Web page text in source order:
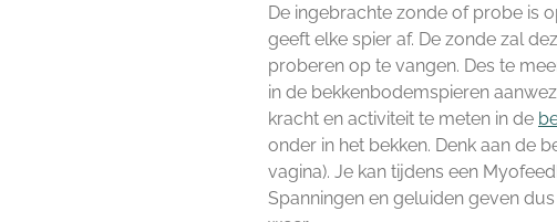
De ingebrachte zonde of probe is
geeft elke spier af. De zonde zal
proberen op te vangen. Des te
in de bekkenbodemspieren
kracht en activiteit te meten in de
onder in het bekken. Denk aan de
vagina). Je kan tijdens een
Spanningen en geluiden geven